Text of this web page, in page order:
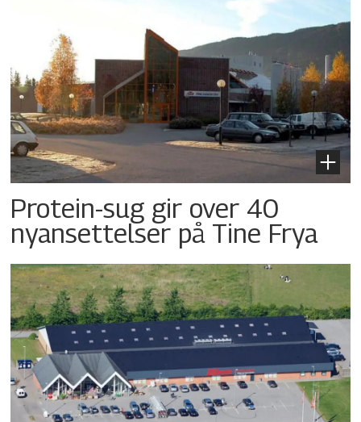
Protein-sug gir over 40
nyansettelser på Tine Frya